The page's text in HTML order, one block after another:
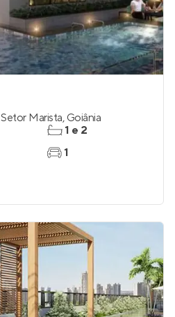
Setor Marista, Goiânia
1 e 2
1